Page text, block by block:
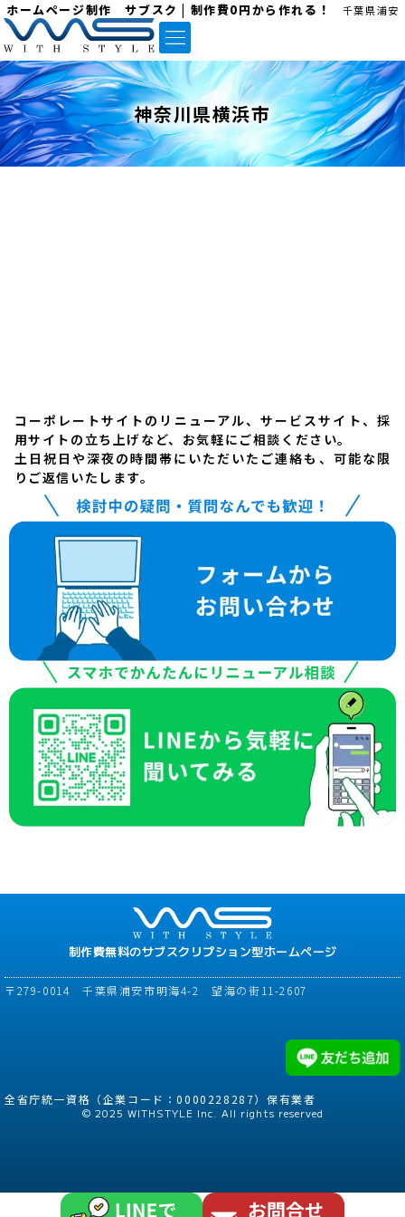
ホームページ制作 サブスク | 制作費0円から作れる！ 千葉県浦安
神奈川県横浜市
コーポレートサイトのリニューアル、サービスサイト、採
用サイトの立ち上げなど、お気軽にご相談ください。
土日祝日や深夜の時間帯にいただいたご連絡も、可能な限
りご返信いたします。
制作費無料のサブスクリプション型ホームページ
〒279-0014 千葉県浦安市明海4-2 望海の街11-2607
全省庁統一資格（企業コード：0000228287）保有業者
© 2025 WITHSTYLE Inc. All rights reserved